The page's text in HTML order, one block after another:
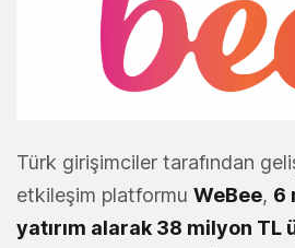
Türk girişimciler tarafından
etkileşim platformu WeBee, 6
yatırım alarak 38 milyon TL